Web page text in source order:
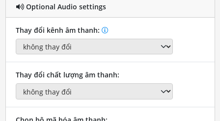
Optional Audio settings
Thay đổi kênh âm thanh:
Thay đổi chất lượng âm thanh: